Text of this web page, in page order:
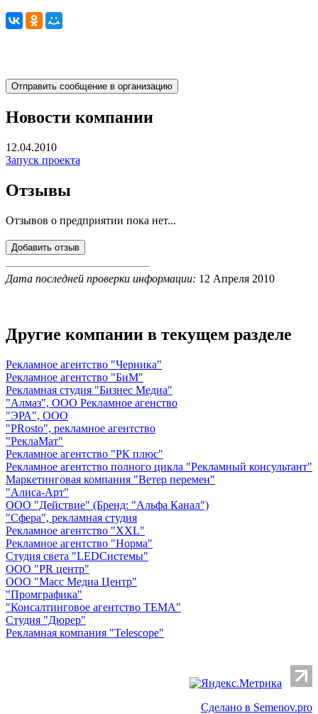
Новости компании
12.04.2010
Запуск проекта
Отзывы
Отзывов о предприятии пока нет...
Дата последней проверки информации: 12 Апреля 2010
Другие компании в текущем разделе
Рекламное агентство "Черника"
Рекламное агентство "БиМ"
Рекламная студия "Бизнес Медиа"
"Алмаз", ООО Рекламное агенство
"ЭРА", ООО
"PRosto", рекламное агентство
"РеклаМат"
Рекламное агентство "РК плюс"
Рекламное агентство полного цикла "Рекламный консультант"
Маркетинговая компания "Ветер перемен"
"Алиса-Арт"
ООО "Действие" (Бренд: "Альфа Канал")
"Сфера", рекламная студия
Рекламное агентство "XXL"
Рекламное агентство "Норма"
Студия света "LEDСистемы"
ООО "PR центр"
ООО "Масс Медиа Центр"
"Промграфика"
"Консалтинговое агентство ТЕМА"
Студия "Дюрер"
Рекламная компания "Telescope"
Сделано в Semenov.pro